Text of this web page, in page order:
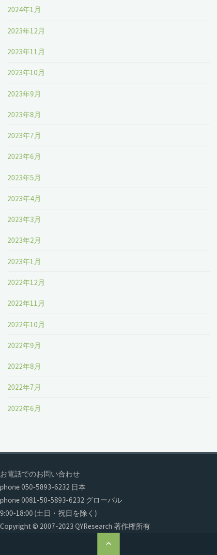
2024年1月
2023年12月
2023年11月
2023年10月
2023年9月
2023年8月
2023年7月
2023年6月
2023年5月
2023年4月
2023年3月
2023年2月
2023年1月
2022年12月
2022年11月
2022年10月
2022年9月
2022年8月
2022年7月
2022年6月
お電話でのお問い合わせ
phone 050-5893-6232 日本
phone 0081-50-5893-6232 グローバル
9:00-18:00 (土日・祝日を除く)
Copyright © 2007-2023 QYResearch 著作権所有
ト